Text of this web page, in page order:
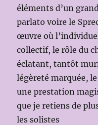
éléments d’un
parlato voire le
œuvre où
collectif, le rôle du
éclatant, tantôt
légèreté marquée,
une prestation
que je retiens de
les solistes